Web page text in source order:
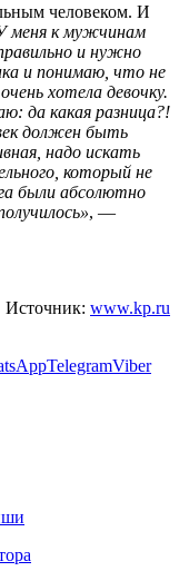
человеком. И
меня к мужчинам
и нужно
и понимаю, что не
хотела девочку.
да какая разница?!
должен быть
надо искать
который не
были абсолютно
, —
Источник: www.kp.ru
TelegramViber